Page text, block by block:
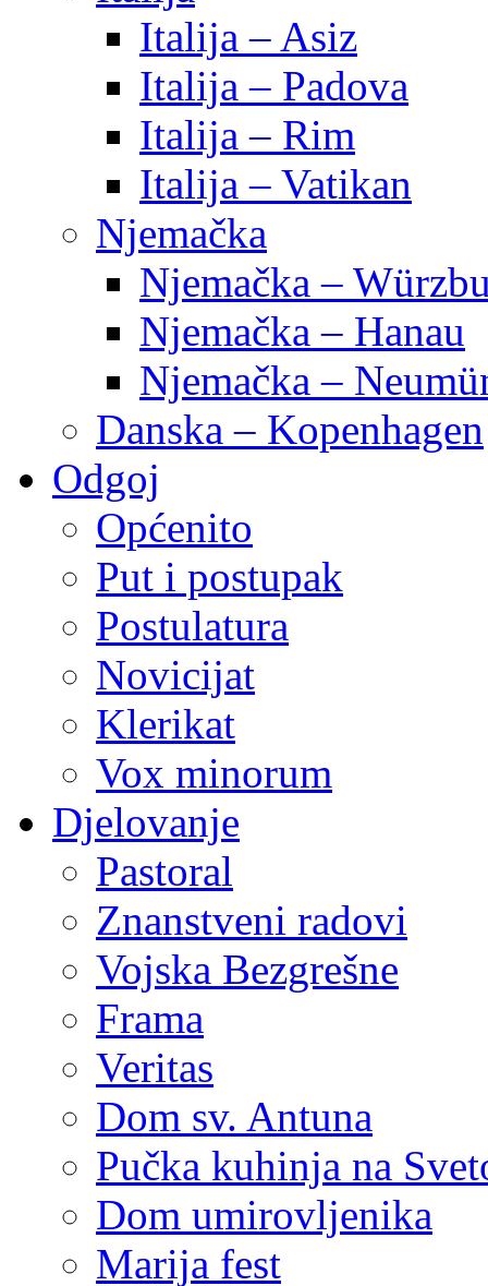
Italija – Asiz
Italija – Padova
Italija – Rim
Italija – Vatikan
Njemačka
Njemačka –
Njemačka – Hanau
Njemačka –
Danska – Kopenhagen
Odgoj
Općenito
Put i postupak
Postulatura
Novicijat
Klerikat
Vox minorum
Djelovanje
Pastoral
Znanstveni radovi
Vojska Bezgrešne
Frama
Veritas
Dom sv. Antuna
Pučka kuhinja na
Dom umirovljenika
Marija fest